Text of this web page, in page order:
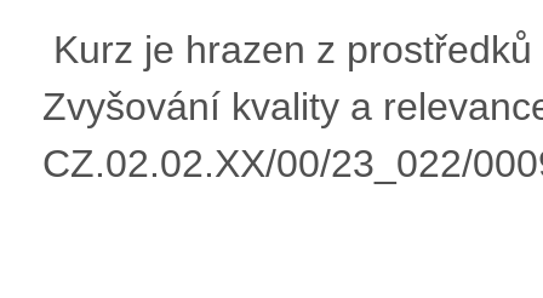
Kurz je hrazen z
Zvyšování kvality a
CZ.02.02.XX/00/23_022/